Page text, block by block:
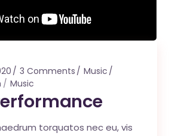
3 Comments
Music
Music
torquatos nec eu, vis